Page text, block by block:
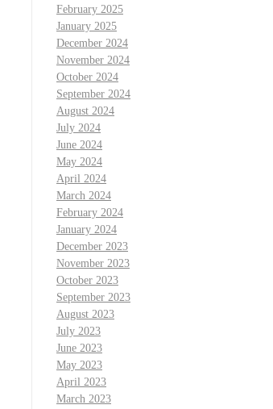
February 2025
January 2025
December 2024
November 2024
October 2024
September 2024
August 2024
July 2024
June 2024
May 2024
April 2024
March 2024
February 2024
January 2024
December 2023
November 2023
October 2023
September 2023
August 2023
July 2023
June 2023
May 2023
April 2023
March 2023